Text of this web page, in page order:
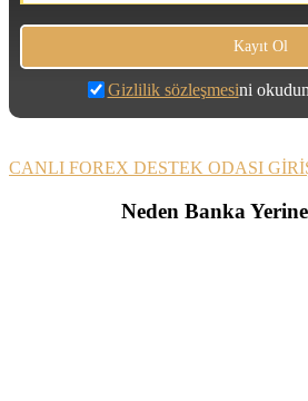
Gizlilik sözleşmesini
CANLI FOREX DESTEK ODASI
Neden Banka